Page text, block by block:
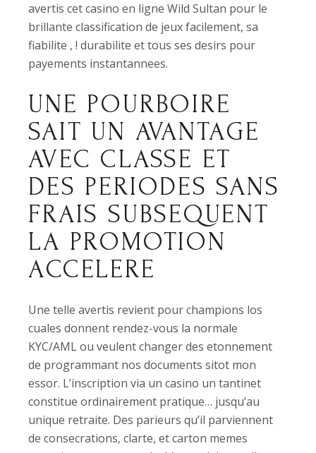
avertis cet casino en ligne Wild Sultan pour le
brillante classification de jeux facilement, sa
fiabilite , ! durabilite et tous ses desirs pour
payements instantannees.
UNE POURBOIRE
SAIT UN AVANTAGE
AVEC CLASSE ET
DES PERIODES SANS
FRAIS SUBSEQUENT
LA PROMOTION
ACCELERE
Une telle avertis revient pour champions los
cuales donnent rendez-vous la normale
KYC/AML ou veulent changer des etonnement
de programmant nos documents sitot mon
essor. L’inscription via un casino un tantinet
constitue ordinairement pratique… jusqu’au
unique retraite. Des parieurs qu’il parviennent
de consecrations, clarte, et carton memes